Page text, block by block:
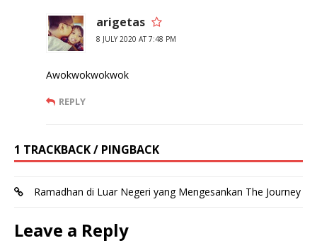
arigetas
8 JULY 2020 AT 7:48 PM
Awokwokwokwok
REPLY
1 TRACKBACK / PINGBACK
Ramadhan di Luar Negeri yang Mengesankan The Journey
Leave a Reply